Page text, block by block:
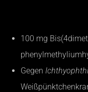
100 mg
Gegen